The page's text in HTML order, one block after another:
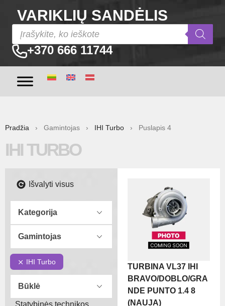
VARIKLIŲ SANDĖLIS
+370 666 11744
Pradžia › Gamintojas › IHI Turbo › Puslapis 4
IHI TURBO
Išvalyti visus
Kategorija
Gamintojas
IHI Turbo
Būklė
TURBINA VL37 IHI
BRAVO/DOBLO/GRA
NDE PUNTO 1.4 8
(NAUJA)